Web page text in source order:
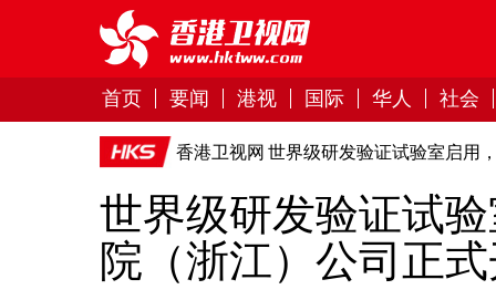
首页 要闻 港视 国际 华人 社会
香港卫视网 世界级研发验证试验室启用
世界级研发验证试
院（浙江）公司正